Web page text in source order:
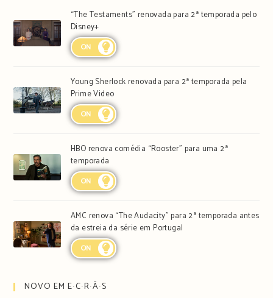
“The Testaments” renovada para 2ª temporada pelo
Disney+
ON
Young Sherlock renovada para 2ª temporada pela
Prime Video
ON
HBO renova comédia “Rooster” para uma 2ª
temporada
ON
AMC renova “The Audacity” para 2ª temporada antes
da estreia da série em Portugal
ON
NOVO EM E∙C∙R∙Ã∙S